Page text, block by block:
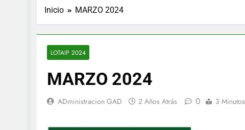
Inicio MARZO 2024
LOTAIP 2024
MARZO 2024
ADministracion GAD 2 Años Atrás 0 3 Minutos